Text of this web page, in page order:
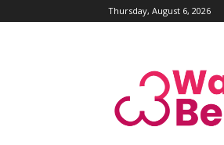
Thursday, August 6, 2026